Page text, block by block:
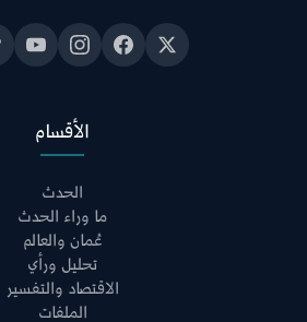
الأقسام
الحدث
ما وراء الحدث
عُمان والعالم
تحليل ورأي
الاقتصاد والتفسير
الملفات